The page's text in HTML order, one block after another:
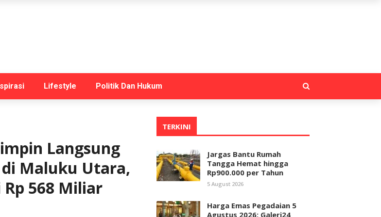
Lifestyle Politik Dan Hukum
Langsung
di Maluku Utara,
568 Miliar
TERKINI
Jargas Bantu Rumah
Tangga Hemat hingga
Rp900.000 per Tahun
5 August 2026
Harga Emas Pegadaian 5
Agustus 2026: Galeri24